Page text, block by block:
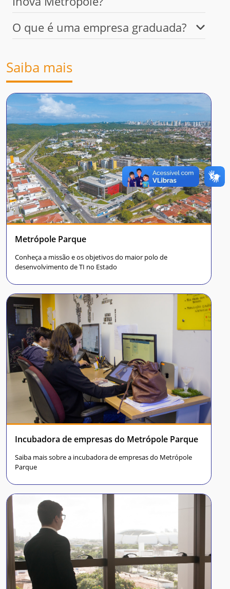
O que é uma empresa graduada?
Saiba mais
Metrópole Parque
Conheça a missão e os objetivos do maior polo de
desenvolvimento de TI no Estado
Incubadora de empresas do Metrópole Parque
Saiba mais sobre a incubadora de empresas do Metrópole
Parque